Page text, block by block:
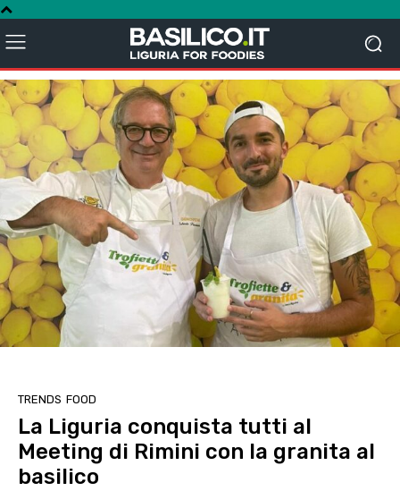
TRENDS FOOD
La Liguria conquista tutti al
Meeting di Rimini con la granita al
basilico